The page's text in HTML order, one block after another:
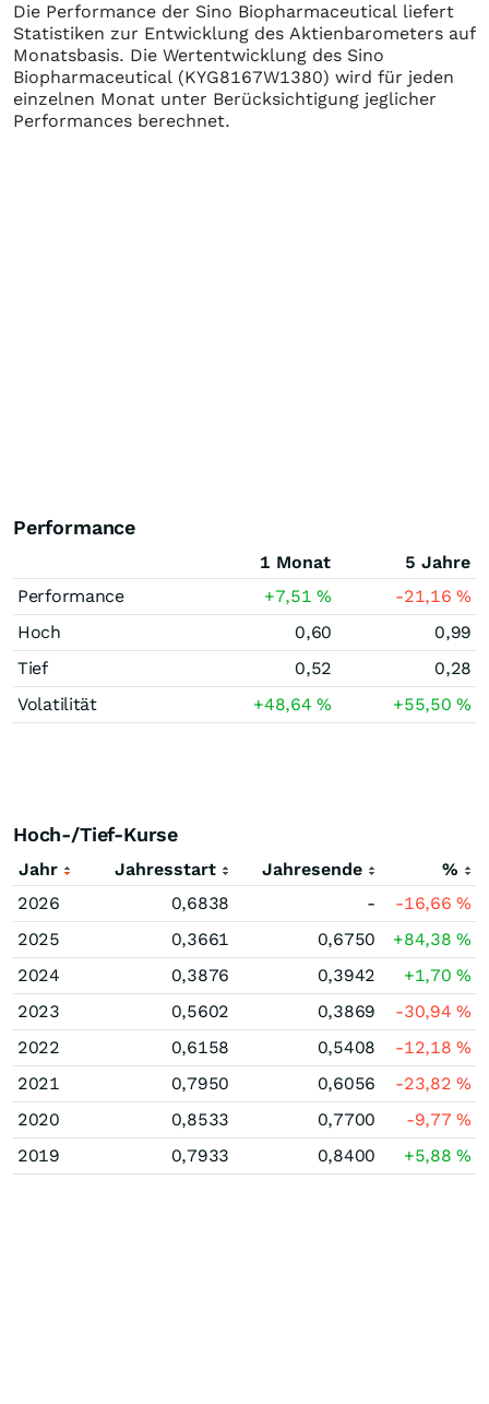
Die Performance der Sino Biopharmaceutical liefert
Statistiken zur Entwicklung des Aktienbarometers auf
Monatsbasis. Die Wertentwicklung des Sino
Biopharmaceutical (KYG8167W1380) wird für jeden
einzelnen Monat unter Berücksichtigung jeglicher
Performances berechnet.
Performance
1 Monat
5 Jahre
Performance
+7,51% -21,16%
Hoch
0,60
0,99
Tief
0,52
0,28
Volatilität
+48,64% +55,50%
Hoch-/Tief-Kurse
Jahr Jahresstart Jahresende
%
2026
0,6838 - -16,66%
2025
0,3661 0,6750 +84,38%
2024
0,3876 0,3942 +1,70%
2023
0,5602 0,3869 -30,94%
2022
0,6158 0,5408 -12,18%
2021
0,7950 0,6056 -23,82%
2020
0,8533 0,7700 -9,77%
2019
0,7933 0,8400 +5,88%